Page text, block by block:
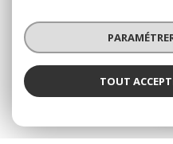
Nos
TOUT